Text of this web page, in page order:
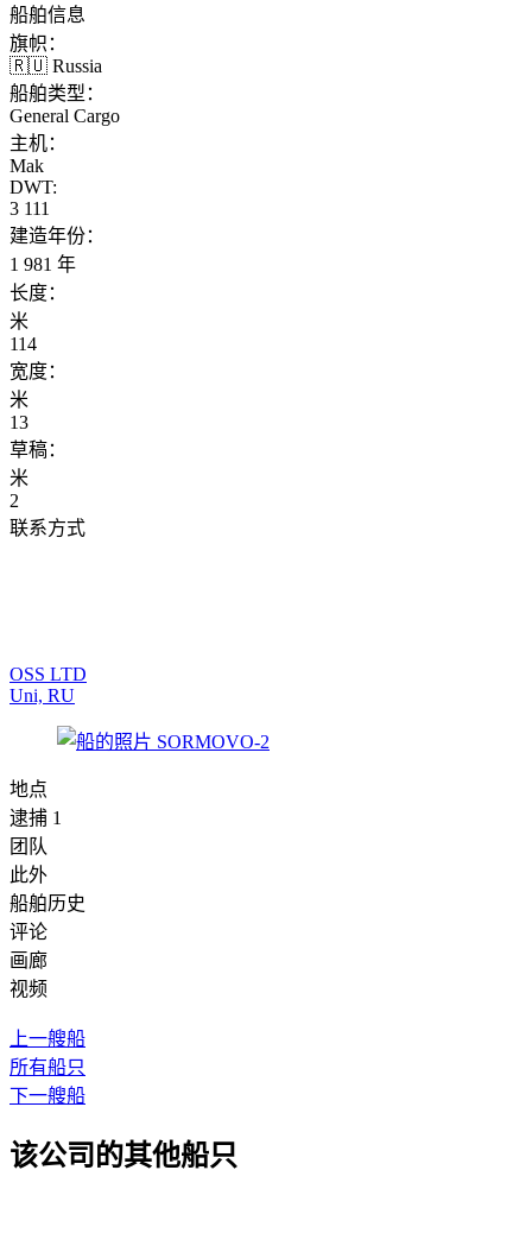
船舶信息
旗帜：
🇷🇺 Russia
船舶类型：
General Cargo
主机：
Mak
DWT:
3 111
建造年份：
1 981 年
长度：
米
114
宽度：
米
13
草稿：
米
2
联系方式
OSS LTD
Uni, RU
地点
逮捕 1
团队
此外
船舶历史
评论
画廊
视频
上一艘船
所有船只
下一艘船
该公司的其他船只